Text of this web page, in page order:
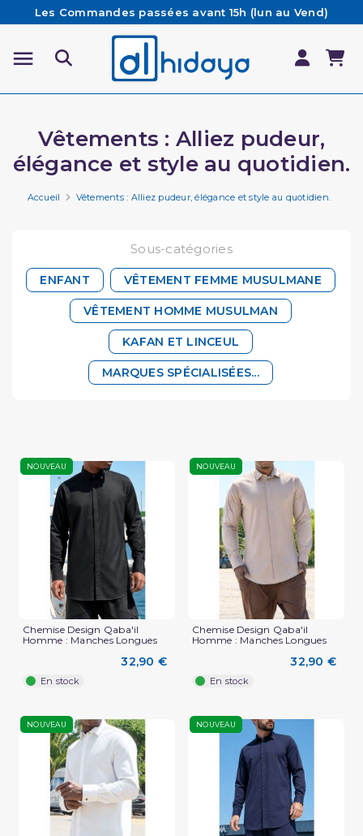
Les Commandes passées avant 15h (lun au Vend)
sont préparées et expédiées le jour même
Besoin d'aide ? Retrouvez notre FAQ
Livraison offerte à partir de 65€ d'achat*
Vêtements : Alliez pudeur,
élégance et style au quotidien.
Accueil Vêtements : Alliez pudeur, élégance et style au quotidien.
Sous-catégories
ENFANT VÊTEMENT FEMME MUSULMANE
VÊTEMENT HOMME MUSULMAN
KAFAN ET LINCEUL
MARQUES SPÉCIALISÉES...
NOUVEAU
Chemise Design Qaba'il
Homme : Manches Longues
32,90 €
En stock
NOUVEAU
Chemise Design Qaba'il
Homme : Manches Longues
32,90 €
En stock
NOUVEAU NOUVEAU